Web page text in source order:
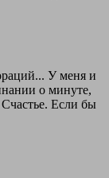
У меня и
о минуте,
Если бы